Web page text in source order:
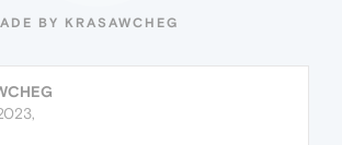
BY KRASAWCHEG